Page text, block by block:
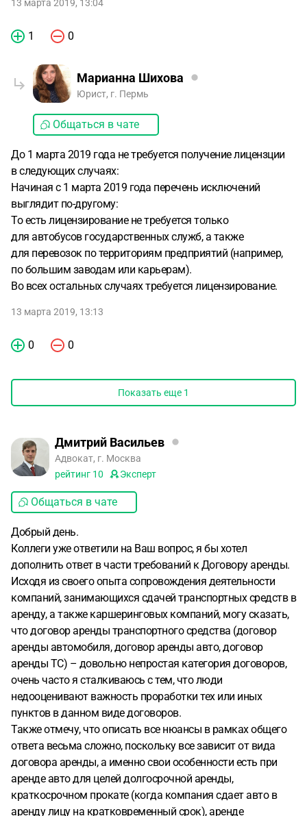
13 марта 2019, 13:04
1 0
Марианна Шихова
Юрист, г. Пермь
Общаться в чате
До 1 марта 2019 года не требуется получение лицензции
в следующих случаях:
Начиная с 1 марта 2019 года перечень исключений
выглядит по-другому:
То есть лицензирование не требуется только
для автобусов государственных служб, а также
для перевозок по территориям предприятий (например,
по большим заводам или карьерам).
Во всех остальных случаях требуется лицензирование.
13 марта 2019, 13:13
0 0
Показать еще 1
Дмитрий Васильев
Адвокат, г. Москва
рейтинг 10 Эксперт
Общаться в чате
Добрый день.
Коллеги уже ответили на Ваш вопрос, я бы хотел
дополнить ответ в части требований к Договору аренды.
Исходя из своего опыта сопровождения деятельности
компаний, занимающихся сдачей транспортных средств в
аренду, а также каршеринговых компаний, могу сказать,
что договор аренды транспортного средства (договор
аренды автомобиля, договор аренды авто, договор
аренды ТС) – довольно непростая категория договоров,
очень часто я сталкиваюсь с тем, что люди
недооценивают важность проработки тех или иных
пунктов в данном виде договоров.
Также отмечу, что описать все нюансы в рамках общего
ответа весьма сложно, поскольку все зависит от вида
договора аренды, а именно свои особенности есть при
аренде авто для целей долгосрочной аренды,
краткосрочном прокате (когда компания сдает авто в
аренду лицу на кратковременный срок), аренде